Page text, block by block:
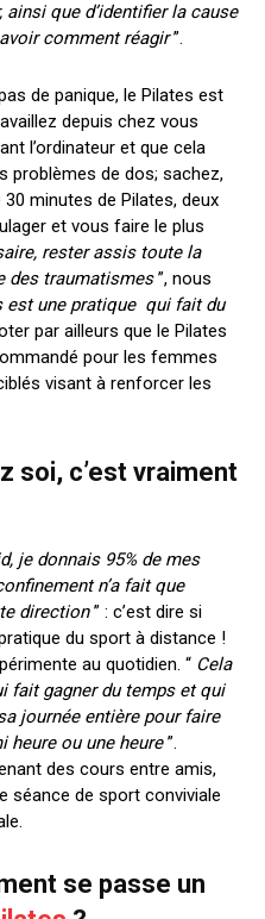
que d’identifier la cause
comment réagir”.
de panique, le Pilates est
depuis chez vous
l’ordinateur et que cela
problèmes de dos; sachez,
30 minutes de Pilates, deux
et vous faire le plus
rester assis toute la
des traumatismes”, nous
est une pratique qui fait du
par ailleurs que le Pilates
pour les femmes
visant à renforcer les
soi, c’est vraiment
je donnais 95% de mes
n’a fait que
direction” : c’est dire si
du sport à distance !
au quotidien. “ Cela
fait gagner du temps et qui
journée entière pour faire
heure ou une heure”.
des cours entre amis,
séance de sport conviviale
se passe un